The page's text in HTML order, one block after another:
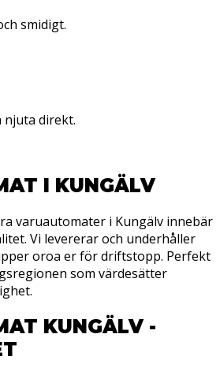
smidigt.
njuta direkt.
I KUNGÄLV
varuautomater i Kungälv innebär
Vi levererar och underhåller
oroa er för driftstopp. Perfekt
som värdesätter
KUNGÄLV -